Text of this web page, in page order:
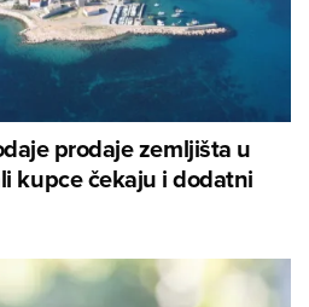
prodaje zemljišta u
kupce čekaju i dodatni